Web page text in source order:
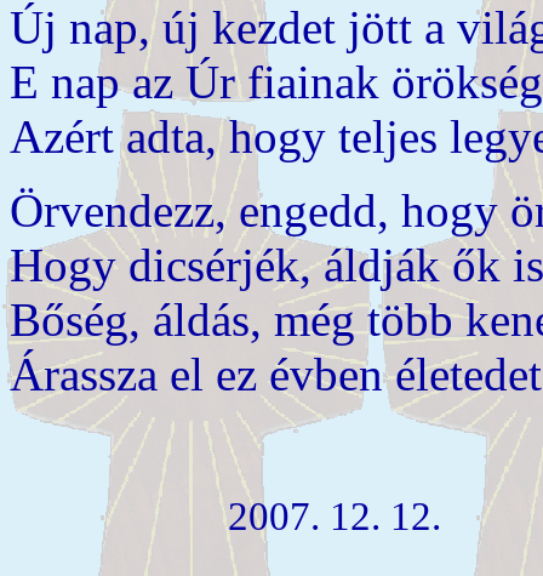
Új nap, új kezdet jött a
E nap az Úr fiainak
Azért adta, hogy teljes
Örvendezz, engedd, hogy
Hogy dicsérjék, áldják ők
Bőség, áldás, még több
Árassza el ez évben
2007. 12. 12.